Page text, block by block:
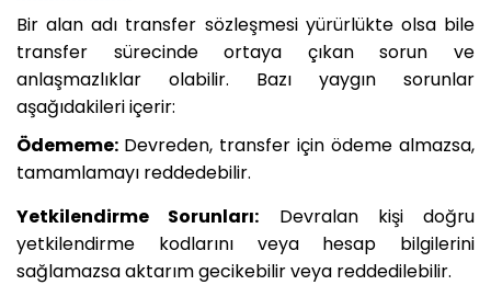
Bir alan adı transfer sözleşmesi yürürlükte olsa bile
transfer sürecinde ortaya çıkan sorun ve
anlaşmazlıklar olabilir. Bazı yaygın sorunlar
aşağıdakileri içerir:
Ödememe: Devreden, transfer için ödeme almazsa,
tamamlamayı reddedebilir.
Yetkilendirme Sorunları: Devralan kişi doğru
yetkilendirme kodlarını veya hesap bilgilerini
sağlamazsa aktarım gecikebilir veya reddedilebilir.